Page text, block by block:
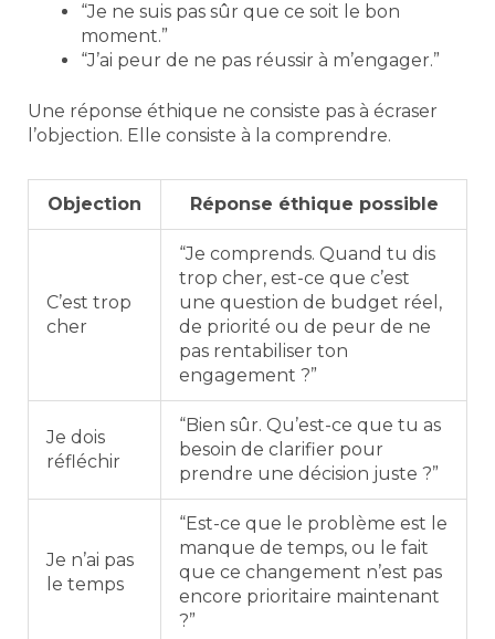
“Je ne suis pas sûr que ce soit le bon
moment.”
“J’ai peur de ne pas réussir à m’engager.”
Une réponse éthique ne consiste pas à écraser
l’objection. Elle consiste à la comprendre.
Objection Réponse éthique possible
C’est trop
cher
“Je comprends. Quand tu dis
trop cher, est-ce que c’est
une question de budget réel,
de priorité ou de peur de ne
pas rentabiliser ton
engagement ?”
Je dois
réfléchir
“Bien sûr. Qu’est-ce que tu as
besoin de clarifier pour
prendre une décision juste ?”
Je n’ai pas
le temps
“Est-ce que le problème est le
manque de temps, ou le fait
que ce changement n’est pas
encore prioritaire maintenant
?”